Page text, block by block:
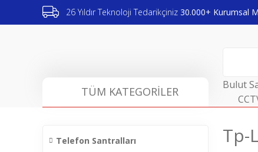
26 Yıldır Teknoloji Tedarikçiniz 30.000+ Kurumsal
TÜM KATEGORİLER Bulut
Telefon Santralları
Tp-